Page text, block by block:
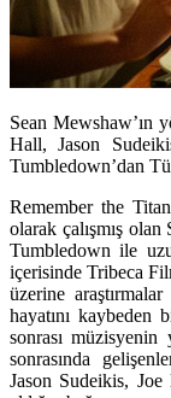
Sean Mewshaw’ın
Hall, Jason
Tumbledown’dan
Remember the
olarak çalışmış olan
Tumbledown ile
içerisinde Tribeca
üzerine
hayatını
sonrası müzisyenin
sonrasında
Jason Sudeikis,